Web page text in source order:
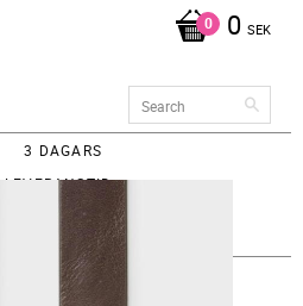
0 SEK
3 DAGARS
LEVERANSTID -
FRAKT 65KR